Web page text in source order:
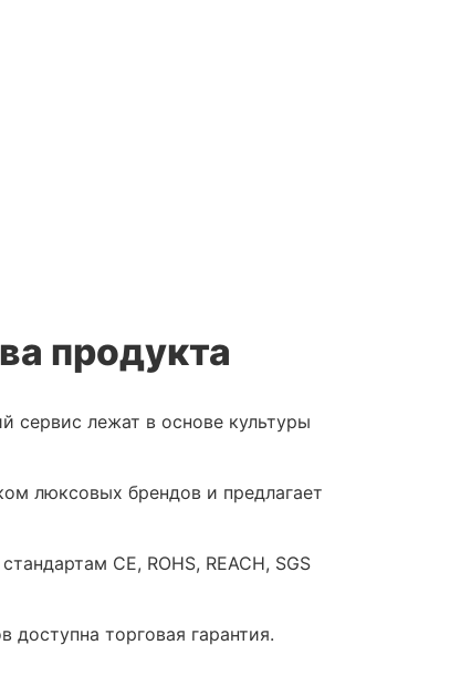
продукта
сервис лежат в основе культуры
люксовых брендов и предлагает
CE, ROHS, REACH, SGS
доступна торговая гарантия.